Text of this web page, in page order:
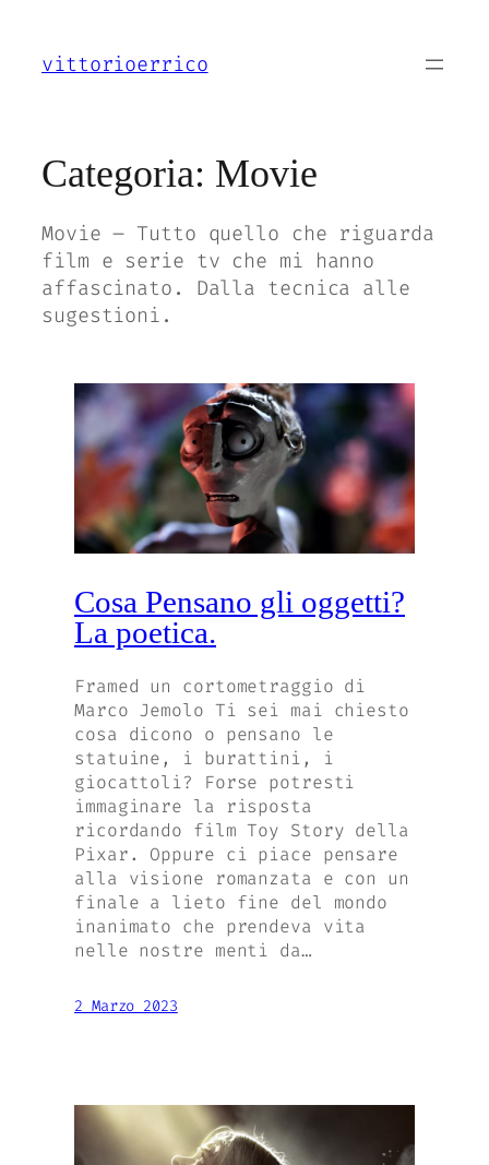
contenuto
vittorioerrico
Categoria: Movie
Movie – Tutto quello che riguarda
film e serie tv che mi hanno
affascinato. Dalla tecnica alle
sugestioni.
Cosa Pensano gli oggetti?
La poetica.
Framed un cortometraggio di
Marco Jemolo Ti sei mai chiesto
cosa dicono o pensano le
statuine, i burattini, i
giocattoli? Forse potresti
immaginare la risposta
ricordando film Toy Story della
Pixar. Oppure ci piace pensare
alla visione romanzata e con un
finale a lieto fine del mondo
inanimato che prendeva vita
nelle nostre menti da…
2 Marzo 2023